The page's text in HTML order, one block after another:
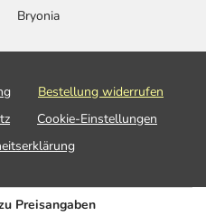
Bryonia
Bestellung widerrufen
Cookie-Einstellungen
Preisangaben